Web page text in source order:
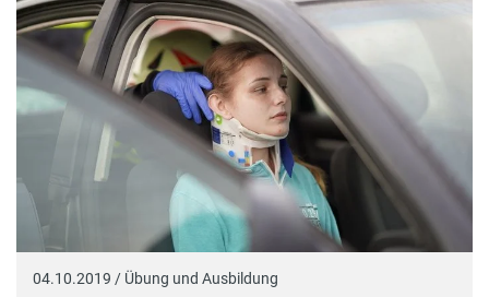
04.10.2019 / Übung und Ausbildung